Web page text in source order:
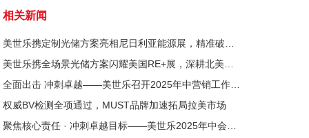
相关新闻
美世乐携定制光储方案亮相尼日利亚能源展，精准破解西非用电难题
美世乐携全场景光储方案闪耀美国RE+展，深耕北美赋能零碳转型
全面出击 冲刺卓越——美世乐召开2025年中营销工作会议
权威BV检测全项通过，MUST品牌加速拓局拉美市场
聚焦核心责任 · 冲刺卓越目标——美世乐2025年中会议圆满举行